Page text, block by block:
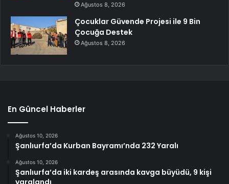
Ağustos 8, 2026
Çocuklar Güvende Projesi ile 9 Bin
Çocuğa Destek
Ağustos 8, 2026
En Güncel Haberler
Ağustos 10, 2026
Şanlıurfa’da Kurban Bayramı’nda 232 Yaralı
Ağustos 10, 2026
Şanlıurfa’da iki kardeş arasında kavga büyüdü, 9 kişi
yaralandı